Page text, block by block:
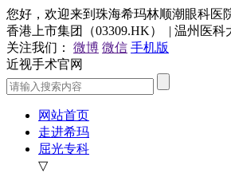
您好，欢迎来到珠海希玛林顺潮眼科医
香港上市集团（03309.HK） | 温州医
关注我们：
微博 微信 手机版
近视手术官网
网站首页
走进希玛
屈光专科
▽